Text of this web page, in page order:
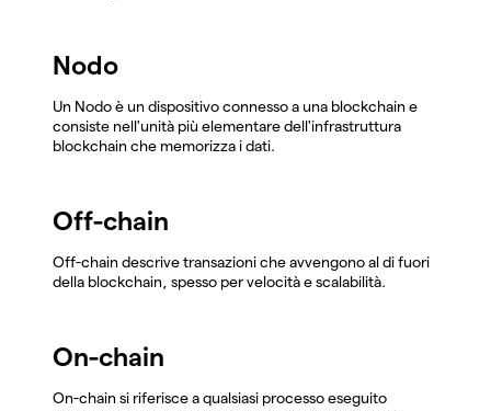
Nodo
Un Nodo è un dispositivo connesso a una blockchain e
consiste nell'unità più elementare dell'infrastruttura
blockchain che memorizza i dati.
Off-chain
Off-chain descrive transazioni che avvengono al di fuori
della blockchain, spesso per velocità e scalabilità.
On-chain
On-chain si riferisce a qualsiasi processo eseguito